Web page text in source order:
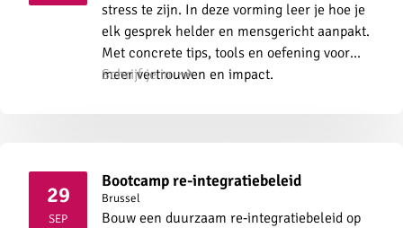
stress te zijn. In deze vorming leer je hoe je
elk gesprek helder en mensgericht aanpakt.
Met concrete tips, tools en oefening voor
meer vertrouwen en impact.
Schrijf je in
29
SEP2026
Bootcamp re-integratiebeleid
Brussel
Bouw een duurzaam re‑integratiebeleid op